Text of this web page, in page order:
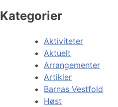
Kategorier
Aktiviteter
Aktuelt
Arrangementer
Artikler
Barnas Vestfold
Høst